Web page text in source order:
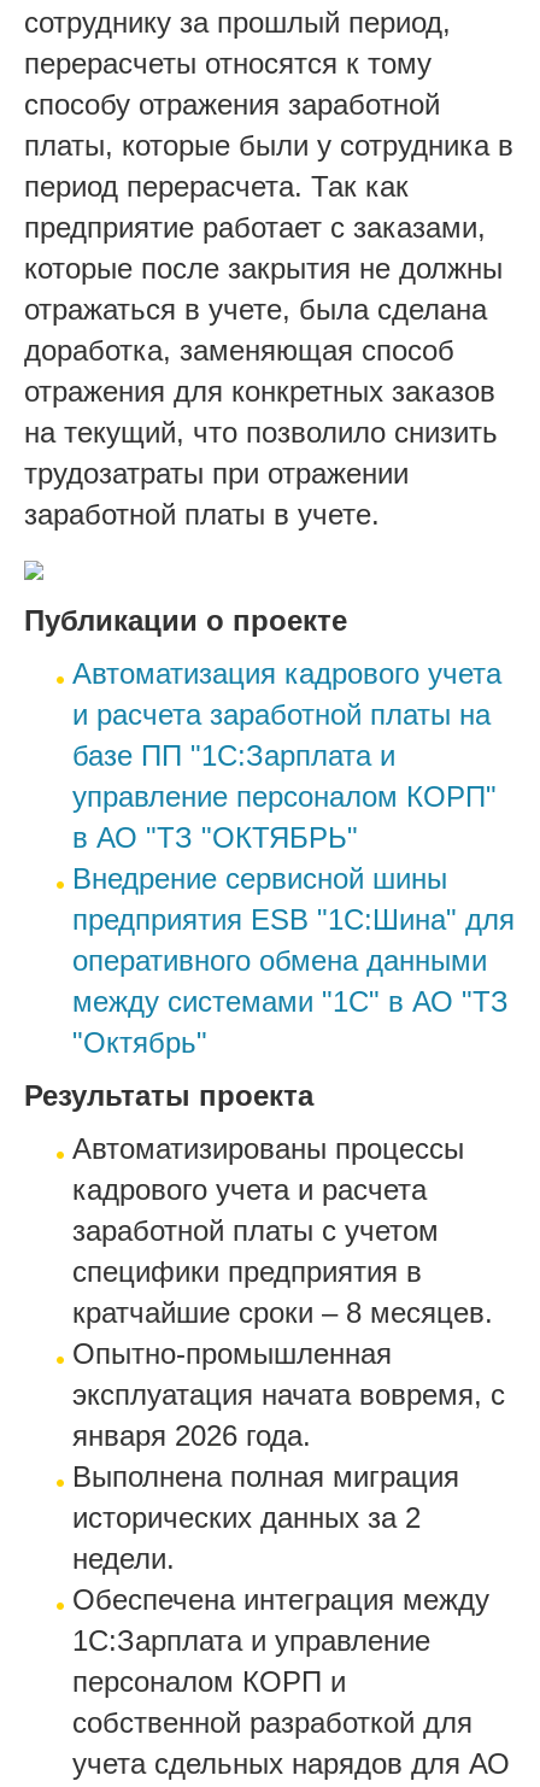
сотруднику за прошлый период,
перерасчеты относятся к тому
способу отражения заработной
платы, которые были у сотрудника в
период перерасчета. Так как
предприятие работает с заказами,
которые после закрытия не должны
отражаться в учете, была сделана
доработка, заменяющая способ
отражения для конкретных заказов
на текущий, что позволило снизить
трудозатраты при отражении
заработной платы в учете.
Публикации о проекте
Автоматизация кадрового учета
и расчета заработной платы на
базе ПП "1С:Зарплата и
управление персоналом КОРП"
в АО "ТЗ "ОКТЯБРЬ"
Внедрение сервисной шины
предприятия ESB "1С:Шина" для
оперативного обмена данными
между системами "1С" в АО "ТЗ
"Октябрь"
Результаты проекта
Автоматизированы процессы
кадрового учета и расчета
заработной платы с учетом
специфики предприятия в
кратчайшие сроки – 8 месяцев.
Опытно-промышленная
эксплуатация начата вовремя, с
января 2026 года.
Выполнена полная миграция
исторических данных за 2
недели.
Обеспечена интеграция между
1С:Зарплата и управление
персоналом КОРП и
собственной разработкой для
учета сдельных нарядов для АО